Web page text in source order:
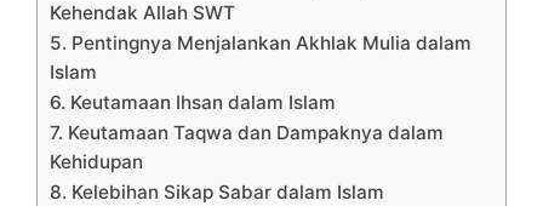
Kehendak Allah SWT
5. Pentingnya Menjalankan Akhlak Mulia dalam
Islam
6. Keutamaan Ihsan dalam Islam
7. Keutamaan Taqwa dan Dampaknya dalam
Kehidupan
8. Kelebihan Sikap Sabar dalam Islam